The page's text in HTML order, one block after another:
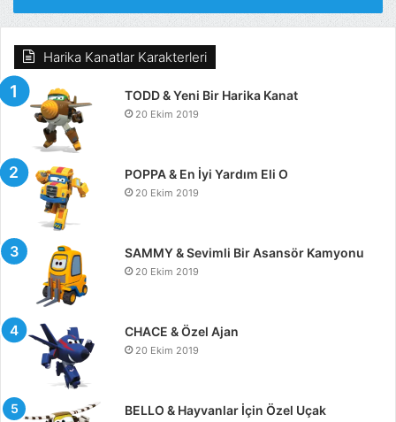
Harika Kanatlar Karakterleri
TODD & Yeni Bir Harika Kanat
20 Ekim 2019
POPPA & En İyi Yardım Eli O
20 Ekim 2019
SAMMY & Sevimli Bir Asansör Kamyonu
20 Ekim 2019
CHACE & Özel Ajan
20 Ekim 2019
BELLO & Hayvanlar İçin Özel Uçak